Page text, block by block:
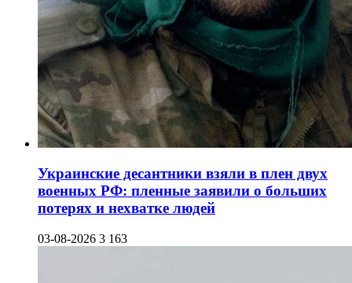
Украинские десантники взяли в плен двух
военных РФ: пленные заявили о больших
потерях и нехватке людей
03-08-2026 3 163